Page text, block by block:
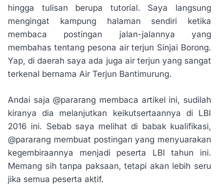
hingga tulisan berupa tutorial. Saya langsung
mengingat kampung halaman sendiri ketika
membaca postingan jalan-jalannya yang
membahas tentang pesona air terjun Sinjai Borong.
Yap, di daerah saya ada juga air terjun yang sangat
terkenal bernama Air Terjun Bantimurung.
Andai saja @pararang membaca artikel ini, sudilah
kiranya dia melanjutkan keikutsertaannya di LBI
2016 ini. Sebab saya melihat di babak kualifikasi,
@pararang membuat postingan yang menyuarakan
kegembiraannya menjadi peserta LBI tahun ini.
Memang sih tanpa paksaan, tetapi akan lebih seru
jika semua peserta aktif.